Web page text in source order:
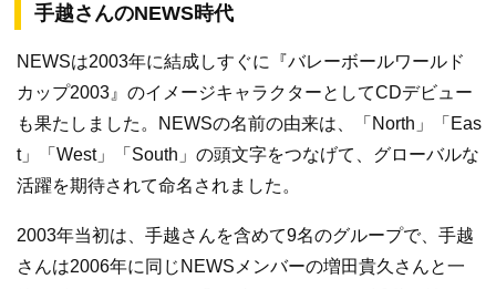
手越さんのNEWS時代
NEWSは2003年に結成しすぐに『バレーボールワールド
カップ2003』のイメージキャラクターとしてCDデビュー
も果たしました。NEWSの名前の由来は、「North」「Eas
t」「West」「South」の頭文字をつなげて、グローバルな
活躍を期待されて命名されました。
2003年当初は、手越さんを含めて9名のグループで、手越
さんは2006年に同じNEWSメンバーの増田貴久さんと一